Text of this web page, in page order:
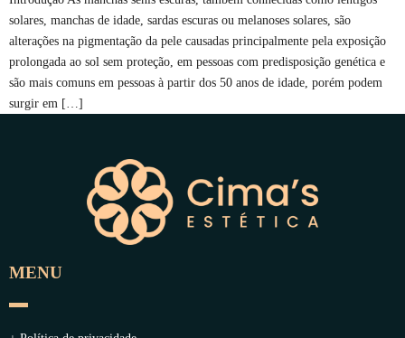
solares, manchas de idade, sardas escuras ou melanoses solares, são
alterações na pigmentação da pele causadas principalmente pela exposição
prolongada ao sol sem proteção, em pessoas com predisposição genética e
são mais comuns em pessoas à partir dos 50 anos de idade, porém podem
surgir em […]
MENU